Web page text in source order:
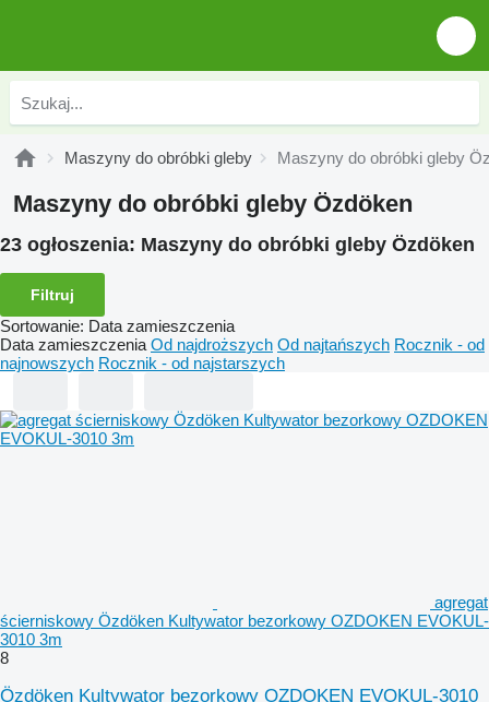
Maszyny do obróbki gleby Maszyny do obróbki gleby
Maszyny do obróbki gleby Özdöken
23 ogłoszenia: Maszyny do obróbki gleby Özdöken
Filtruj
Sortowanie: Data zamieszczenia
Data zamieszczenia Od najdroższych Od najtańszych Rocznik - od
najnowszych Rocznik - od najstarszych
agregat
ścierniskowy Özdöken Kultywator bezorkowy OZDOKEN EVOKUL-
3010 3m
8
Özdöken Kultywator bezorkowy OZDOKEN EVOKUL-3010